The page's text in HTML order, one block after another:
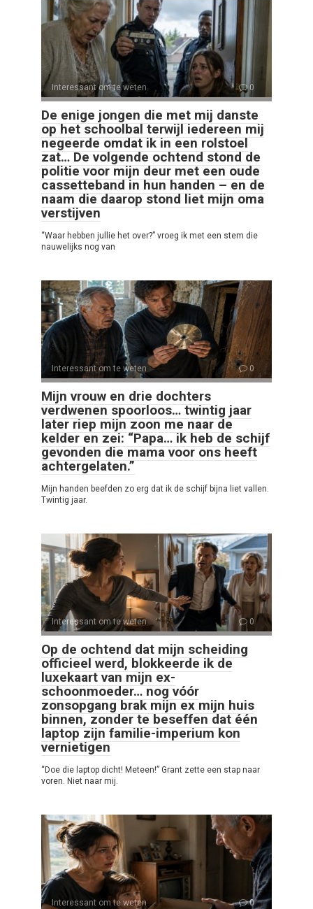
Interessant om te weten 0
De enige jongen die met mij danste
op het schoolbal terwijl iedereen mij
negeerde omdat ik in een rolstoel
zat… De volgende ochtend stond de
politie voor mijn deur met een oude
cassetteband in hun handen – en de
naam die daarop stond liet mijn oma
verstijven
“Waar hebben jullie het over?” vroeg ik met een stem die
nauwelijks nog van
Interessant om te weten 0
Mijn vrouw en drie dochters
verdwenen spoorloos… twintig jaar
later riep mijn zoon me naar de
kelder en zei: “Papa… ik heb de schijf
gevonden die mama voor ons heeft
achtergelaten.”
Mijn handen beefden zo erg dat ik de schijf bijna liet vallen.
Twintig jaar.
Interessant om te weten 0
Op de ochtend dat mijn scheiding
officieel werd, blokkeerde ik de
luxekaart van mijn ex-
schoonmoeder… nog vóór
zonsopgang brak mijn ex mijn huis
binnen, zonder te beseffen dat één
laptop zijn familie-imperium kon
vernietigen
“Doe die laptop dicht! Meteen!” Grant zette een stap naar
voren. Niet naar mij.
Interessant om te weten 0